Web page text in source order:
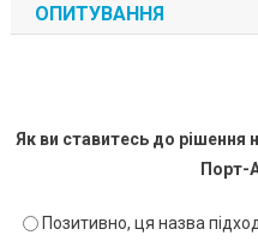
ОПИТУВАННЯ
Як ви ставитесь до
Порт-
Позитивно, ця назва